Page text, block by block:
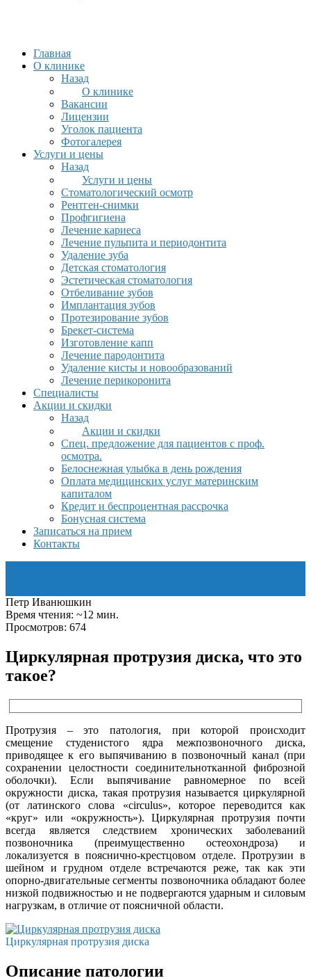
Главная
О клинике
Назад
О клинике
Вакансии
Лицензии
Уголок пациента
Фотогалерея
Услуги и цены
Назад
Услуги и цены
Стоматологический осмотр
Рентген-снимки
Профгигиена
Лечение кариеса
Лечение пульпита и периодонтита
Удаление зуба
Детская стоматология
Эстетическая стоматология
Отбеливание зубов
Имплантация зубов
Протезирование зубов
Брекет-система
Изготовление капп
Лечение пародонтита
Удаление кисты и новообразований
Лечение перикоронита
Специалисты
Акции и скидки
Назад
Акции и скидки
Спец. предложение для пациентов с проф.
осмотра.
Белоснежная улыбка в день рождения
Оплата медицинских услуг материнским
капиталом
Кредит и беспроцентная рассрочка
Бонусная система
Записаться на прием
Контакты
Петр Иванюшкин
Время чтения: ~12 мин.
Просмотров: 674
Циркулярная протрузия диска, что это
такое?
Протрузия – это патология, при которой происходит
смещение студенистого ядра межпозвоночного диска,
приводящее к его выпячиванию в позвоночный канал (при
сохранении целостности соединительнотканной фиброзной
оболочки). Если выпячивание равномерное по всей
окружности диска, такая протрузия называется циркулярной
(от латинского слова «circulus», которое переводится как
«круг» или «окружность»). Циркулярная протрузия почти
всегда является следствием хронических заболеваний
позвоночника (преимущественно остеохондроза) и
локализуется в пояснично-крестцовом отделе. Протрузии в
шейном и грудном отделе встречаются реже, так как эти
опорно-двигательные сегменты позвоночника обладают более
низкой подвижностью и не подвергаются ударным и силовым
нагрузкам, в отличие от поясничной области.
Циркулярная протрузия диска
Описание патологии